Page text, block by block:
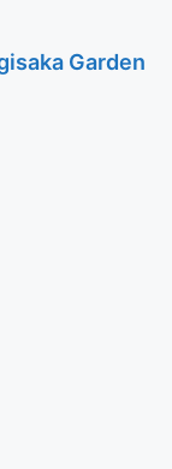
Garden